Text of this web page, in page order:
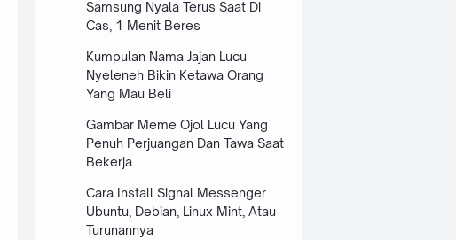
Samsung Nyala Terus Saat Di
Cas, 1 Menit Beres
Kumpulan Nama Jajan Lucu
Nyeleneh Bikin Ketawa Orang
Yang Mau Beli
Gambar Meme Ojol Lucu Yang
Penuh Perjuangan Dan Tawa Saat
Bekerja
Cara Install Signal Messenger
Ubuntu, Debian, Linux Mint, Atau
Turunannya